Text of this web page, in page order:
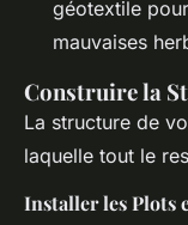
géotextile
mauvaises
Construire la
La structure de
laquelle tout le
Installer les Plots